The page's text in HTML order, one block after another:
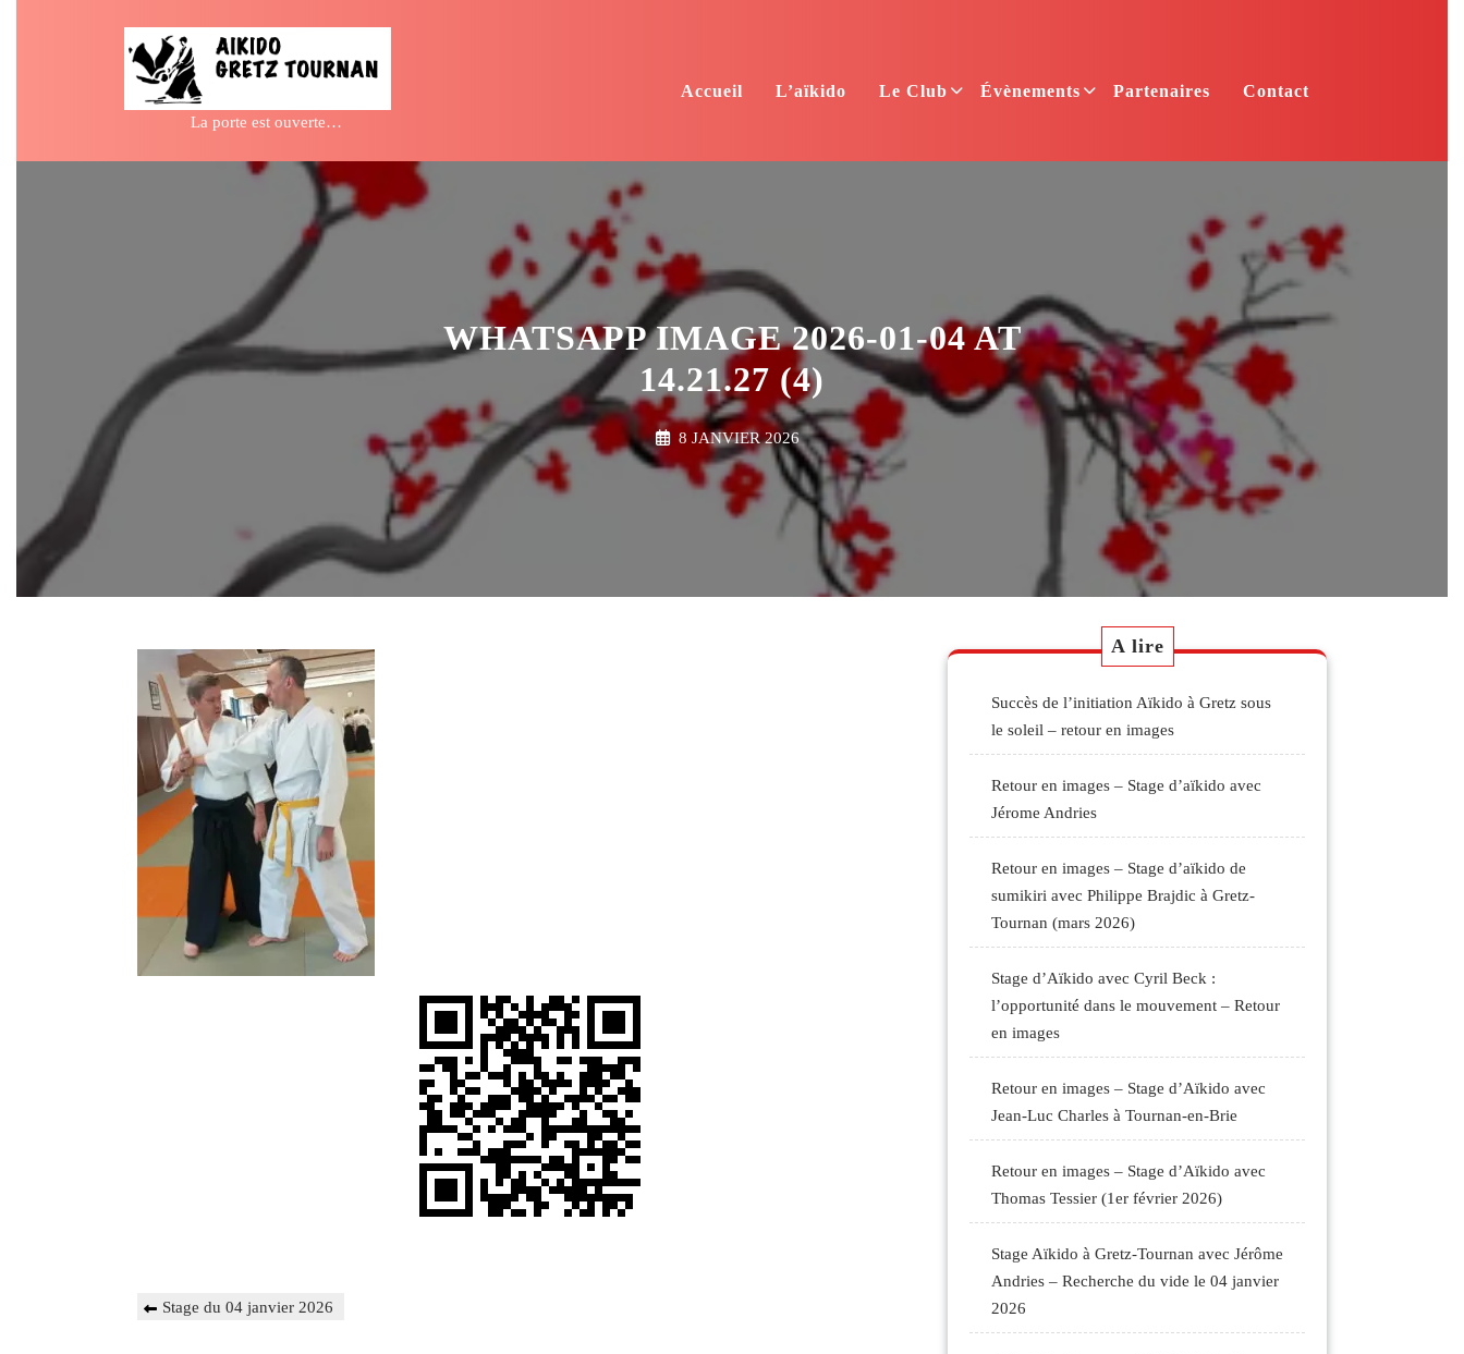
La porte est ouverte…
Accueil L’aïkido Le Club Évènements Partenaires Contact
WHATSAPP IMAGE 2026-01-04 AT
14.21.27 (4)
8 JANVIER 2026
Navigation
Previous
Stage du 04 janvier 2026
A lire
Succès de l’initiation Aïkido à Gretz sous
le soleil – retour en images
Retour en images – Stage d’aïkido avec
Jérome Andries
Retour en images – Stage d’aïkido de
sumikiri avec Philippe Brajdic à Gretz-
Tournan (mars 2026)
Stage d’Aïkido avec Cyril Beck :
l’opportunité dans le mouvement – Retour
en images
Retour en images – Stage d’Aïkido avec
Jean-Luc Charles à Tournan-en-Brie
Retour en images – Stage d’Aïkido avec
Thomas Tessier (1er février 2026)
Stage Aïkido à Gretz-Tournan avec Jérôme
Andries – Recherche du vide le 04 janvier
2026